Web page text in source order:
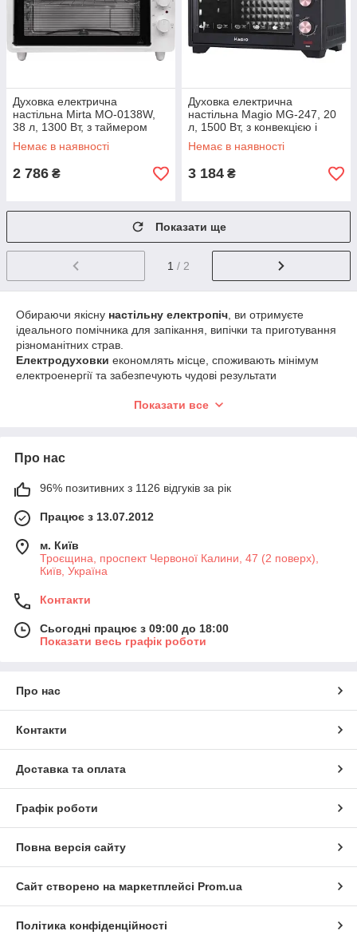
Духовка електрична
настільна Mirta MO-0138W,
38 л, 1300 Вт, з таймером
Немає в наявності
2 786 ₴
Духовка електрична
настільна Magio MG-247, 20
л, 1500 Вт, з конвекцією і
таймером
Немає в наявності
3 184 ₴
Показати ще
1 / 2
Обираючи якісну настільну електропіч , ви отримуєте
ідеального помічника для запікання, випічки та приготування
різноманітних страв.
Електродуховки економлять місце, споживають мінімум
електроенергії та забезпечують чудові результати
Купити настільну електропічу нас — означає зробити
Показати все
Про нас
96% позитивних з 1126 відгуків за рік
Працює з 13.07.2012
м. Київ
Троєщина, проспект Червоної Калини, 47 (2 поверх),
Київ, Україна
Контакти
Сьогодні працює з 09:00 до 18:00
Показати весь графік роботи
Про нас
Контакти
Доставка та оплата
Графік роботи
Повна версія сайту
Сайт створено на маркетплейсі Prom.ua
Політика конфіденційності